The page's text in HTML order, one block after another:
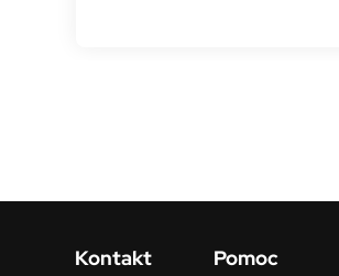
Menu w stopce
Kontakt Pomoc